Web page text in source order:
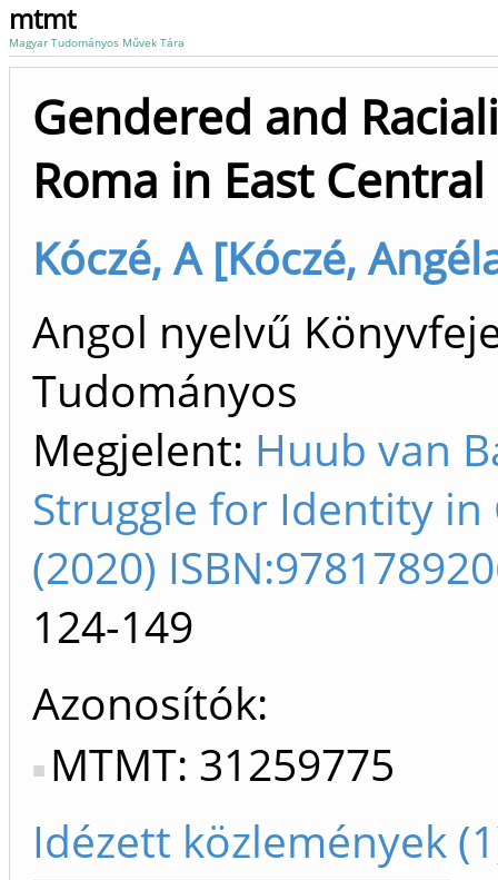
mtmt
Magyar Tudományos Művek Tára
Gendered and
Roma in East
Kóczé, A [Kóczé,
Angol nyelvű
Tudományos
Megjelent: Huub van
Struggle for Identity
(2020)
124-149
Azonosítók
MTMT: 31259775
Idézett közlemények